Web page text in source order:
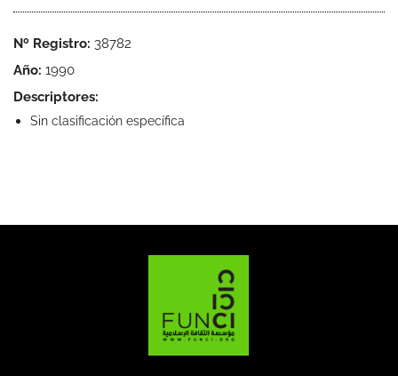
Nº Registro: 38782
Año: 1990
Descriptores:
Sin clasificación específica